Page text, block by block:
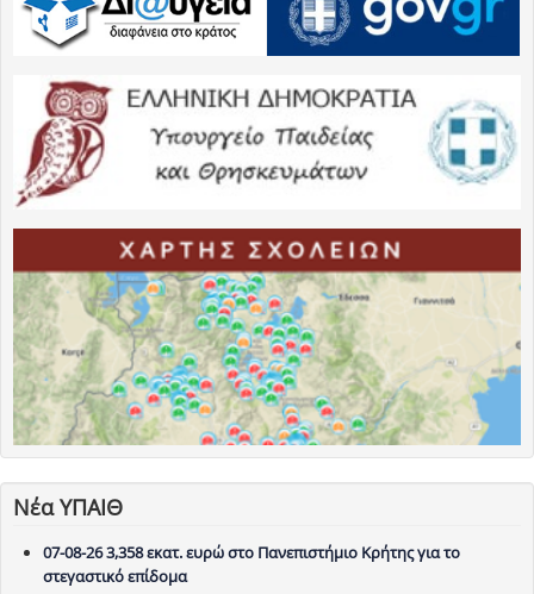
Νέα ΥΠΑΙΘ
07-08-26 3,358 εκατ. ευρώ στο Πανεπιστήμιο Κρήτης για το
στεγαστικό επίδομα